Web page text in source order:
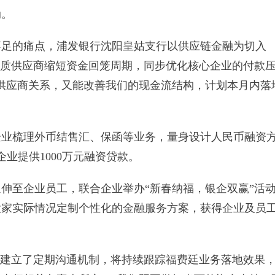
痛点，浦发银行沈阳皇姑支行以供应链金融为切入
供应商缩短资金回笼周期，同步优化核心企业的付款
商关系，又能改善我们的现金流结构，计划本月内落
理外币结售汇、保函等业务，量身设计人民币融资
提供1000万元融资贷款。
企业员工，联合企业举办“新春纳福，银企双赢”活
实际情况定制个性化的金融服务方案，获得企业及员
了定期沟通机制，将持续跟踪福费廷业务落地效果